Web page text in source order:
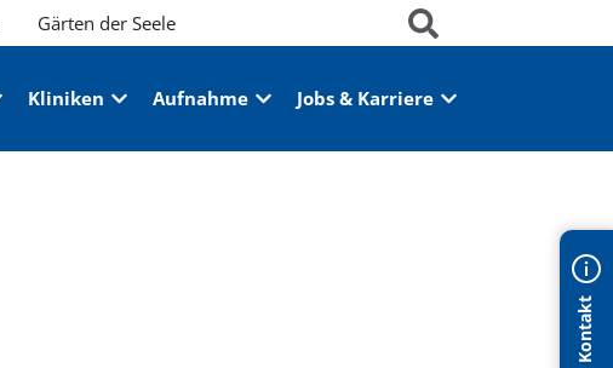
Kontakt
Gärten der Seele
Kliniken Aufnahme Jobs & Karriere